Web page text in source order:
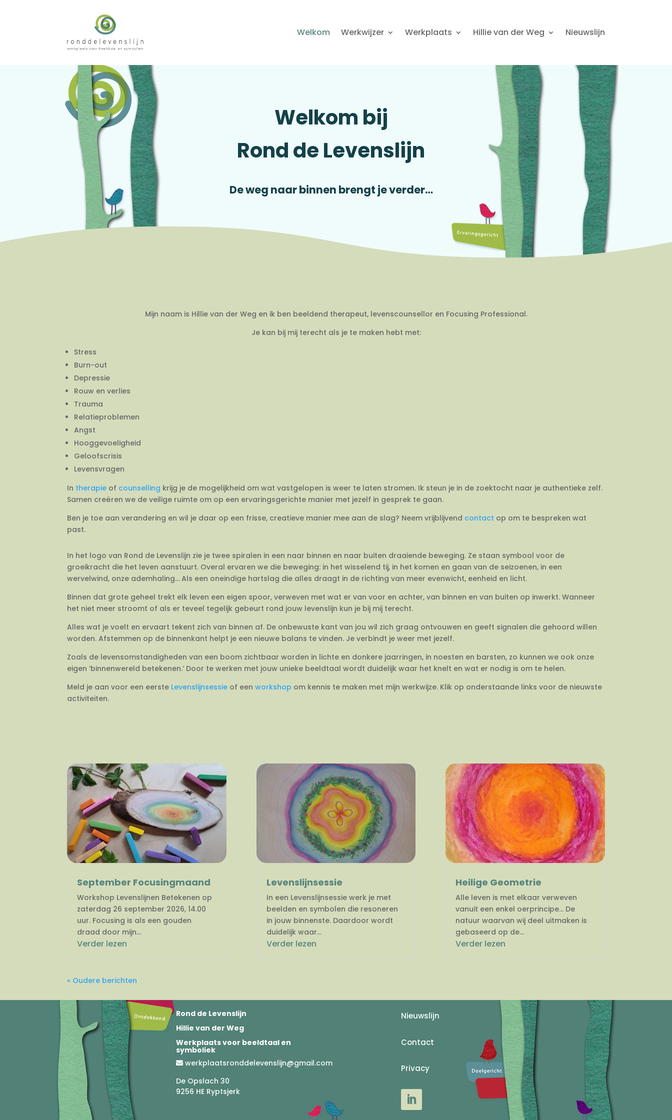
Welkom Werkwijzer Werkplaats Hillie van der Weg Nieuwslijn
Welkom bij
Rond de Levenslijn
De weg naar binnen brengt je verder…
Mijn naam is Hillie van der Weg en ik ben beeldend therapeut, levenscounsellor en Focusing Professional.
Je kan bij mij terecht als je te maken hebt met:
Stress
Burn-out
Depressie
Rouw en verlies
Trauma
Relatieproblemen
Angst
Hooggevoeligheid
Geloofscrisis
Levensvragen
In therapie of counselling krijg je de mogelijkheid om wat vastgelopen is weer te laten stromen. Ik steun je in de zoektocht naar je authentieke zelf.
Samen creëren we de veilige ruimte om op een ervaringsgerichte manier met jezelf in gesprek te gaan.
Ben je toe aan verandering en wil je daar op een frisse, creatieve manier mee aan de slag? Neem vrijblijvend contact op om te bespreken wat
past.
In het logo van Rond de Levenslijn zie je twee spiralen in een naar binnen en naar buiten draaiende beweging. Ze staan symbool voor de
groeikracht die het leven aanstuurt. Overal ervaren we die beweging: in het wisselend tij, in het komen en gaan van de seizoenen, in een
wervelwind, onze ademhaling… Als een oneindige hartslag die alles draagt in de richting van meer evenwicht, eenheid en licht.
Binnen dat grote geheel trekt elk leven een eigen spoor, verweven met wat er van voor en achter, van binnen en van buiten op inwerkt. Wanneer
het niet meer stroomt of als er teveel tegelijk gebeurt rond jouw levenslijn kun je bij mij terecht.
Alles wat je voelt en ervaart tekent zich van binnen af. De onbewuste kant van jou wil zich graag ontvouwen en geeft signalen die gehoord willen
worden. Afstemmen op de binnenkant helpt je een nieuwe balans te vinden. Je verbindt je weer met jezelf.
Zoals de levensomstandigheden van een boom zichtbaar worden in lichte en donkere jaarringen, in noesten en barsten, zo kunnen we ook onze
eigen ‘binnenwereld betekenen.’ Door te werken met jouw unieke beeldtaal wordt duidelijk waar het knelt en wat er nodig is om te helen.
Meld je aan voor een eerste Levenslijnsessie of eenworkshop om kennis te maken met mijn werkwijze. Klik op onderstaande links voor de nieuwste
activiteiten.
September Focusingmaand
Workshop Levenslijnen Betekenen op
zaterdag 26 september 2026, 14.00
uur. Focusing is als een gouden
draad door mijn...
Verder lezen
Levenslijnsessie
In een Levenslijnsessie werk je met
beelden en symbolen die resoneren
in jouw binnenste. Daardoor wordt
duidelijk waar...
Verder lezen
Heilige Geometrie
Alle leven is met elkaar verweven
vanuit een enkel oerprincipe… De
natuur waarvan wij deel uitmaken is
gebaseerd op de...
Verder lezen
« Oudere berichten
Rond de Levenslijn
Hillie van der Weg
Werkplaats voor beeldtaal en
symboliek
werkplaatsronddelevenslijn@gmail.com
De Opslach 30
9256 HE Ryptsjerk
Nieuwslijn
Contact
Privacy